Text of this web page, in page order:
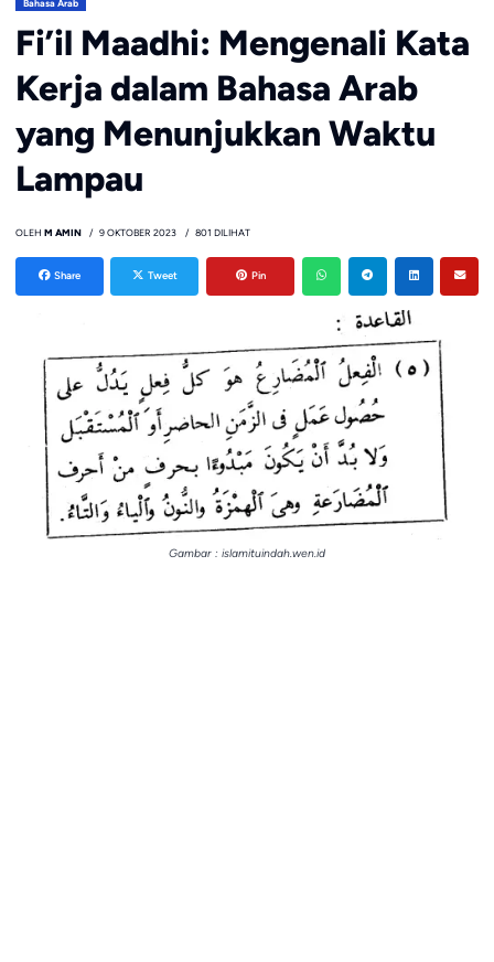
Bahasa Arab
Fi’il Maadhi: Mengenali Kata
Kerja dalam Bahasa Arab
yang Menunjukkan Waktu
Lampau
OLEH M AMIN 9 OKTOBER 2023 801 DILIHAT
Share Tweet Pin
Gambar : islamituindah.wen.id